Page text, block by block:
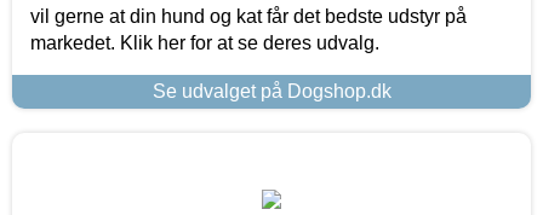
vil gerne at din hund og kat får det bedste udstyr på
markedet. Klik her for at se deres udvalg.
Se udvalget på Dogshop.dk